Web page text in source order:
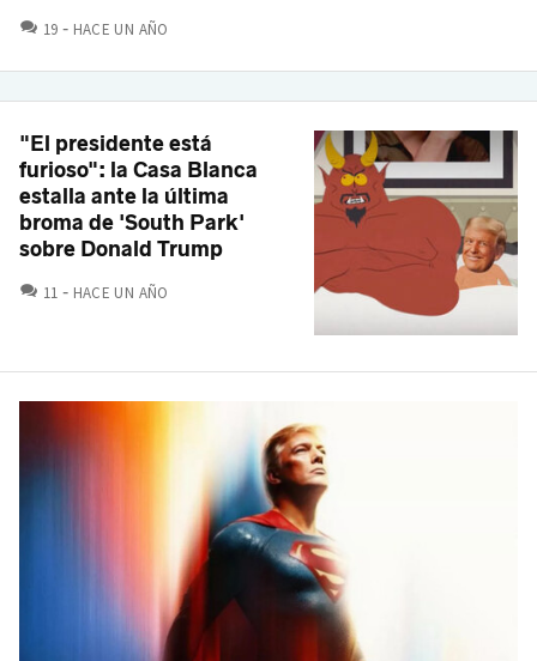
19 COMENTARIOS
HACE UN AÑO
"El presidente está
furioso": la Casa Blanca
estalla ante la última
broma de 'South Park'
sobre Donald Trump
11 COMENTARIOS
HACE UN AÑO